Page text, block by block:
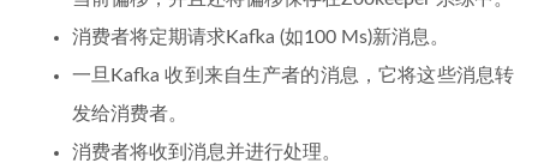
消费者将定期请求Kafka (如100 Ms)新消息。
一旦Kafka 收到来自生产者的消息，它将这些消息转
发给消费者。
消费者将收到消息并进行处理。